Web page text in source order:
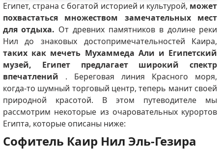
Египет, страна с богатой историей и культурой, может
похвастаться множеством замечательных мест
для отдыха. От древних памятников в долине реки
Нил до знаковых достопримечательностей Каира,
таких как мечеть Мухаммеда Али и Египетский
музей, Египет предлагает широкий спектр
впечатлений . Береговая линия Красного моря,
когда-то шумный торговый центр, теперь манит своей
природной красотой. В этом путеводителе мы
рассмотрим некоторые из очаровательных курортов
Египта, которые описаны ниже:
Софитель Каир Нил Эль-Гезира